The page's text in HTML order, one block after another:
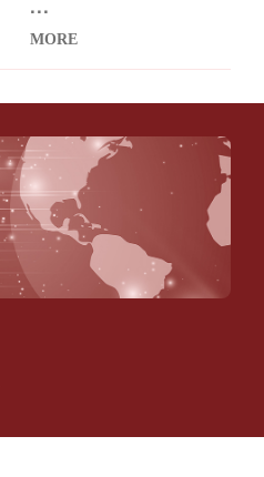
···
MORE